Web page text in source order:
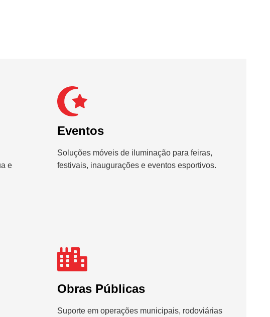
e
Eventos
Soluções móveis de iluminação para feiras,
festivais, inaugurações e eventos esportivos.
Obras Públicas
Suporte em operações municipais, rodoviárias